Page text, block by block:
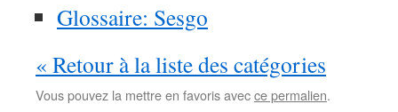
Glossaire: Sesgo
« Retour à la liste des catégories
Vous pouvez la mettre en favoris avecce permalien.